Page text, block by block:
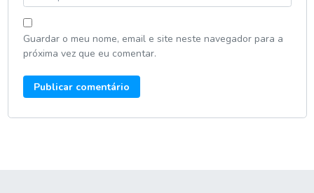
Guardar o meu nome, email e site neste navegador para a
próxima vez que eu comentar.